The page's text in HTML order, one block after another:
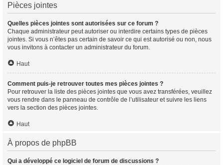
Pièces jointes
Quelles pièces jointes sont autorisées sur ce forum ?
Chaque administrateur peut autoriser ou interdire certains types de pièces
jointes. Si vous n’êtes pas certain de savoir ce qui est autorisé ou non, nous
vous invitons à contacter un administrateur du forum.
Haut
Comment puis-je retrouver toutes mes pièces jointes ?
Pour retrouver la liste des pièces jointes que vous avez transférées, veuillez
vous rendre dans le panneau de contrôle de l’utilisateur et suivre les liens
vers la section des pièces jointes.
Haut
À propos de phpBB
Qui a développé ce logiciel de forum de discussions ?